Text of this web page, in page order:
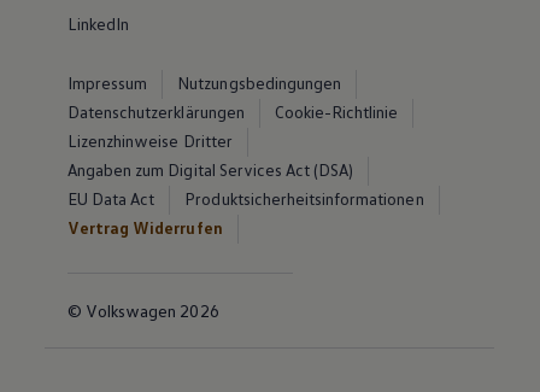
LinkedIn
Impressum
Nutzungsbedingungen
Datenschutzerklärungen
Cookie-Richtlinie
Lizenzhinweise Dritter
Angaben zum Digital Services Act (DSA)
EU Data Act
Produktsicherheitsinformationen
Vertrag Widerrufen
© Volkswagen 2026